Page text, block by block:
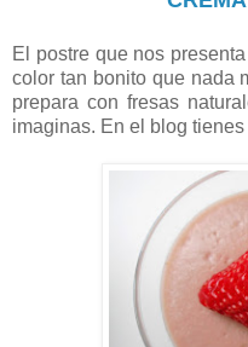
El postre que nos presenta
color tan bonito que nada
prepara con fresas
imaginas. En el blog